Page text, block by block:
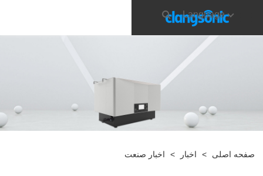
Language
صفحه اصلی > اخبار > اخبار صنعت